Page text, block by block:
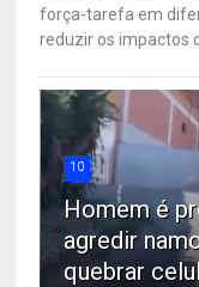
força-tarefa em
reduzir os impactos
10
Homem é
agredir
quebrar